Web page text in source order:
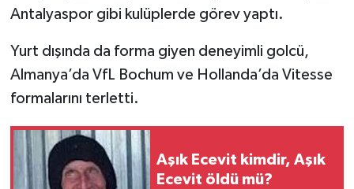
Antalyaspor gibi kulüplerde görev yaptı.
Yurt dışında da forma giyen deneyimli golcü,
Almanya’da VfL Bochum ve Hollanda’da Vitesse
formalarını terletti.
Aşık Ecevit kimdir, Aşık
Ecevit öldü mü?